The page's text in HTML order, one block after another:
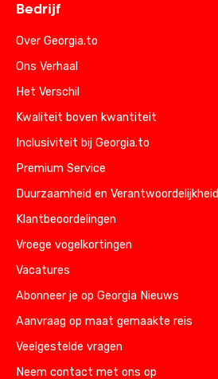
Bedrijf
Over Georgia.to
Ons Verhaal
Het Verschil
Kwaliteit boven kwantiteit
Inclusiviteit bij Georgia.to
Premium Service
Duurzaamheid en Verantwoordelijkheid
Klantbeoordelingen
Vroege vogelkortingen
Vacatures
Abonneer je op Georgia Nieuws
Aanvraag op maat gemaakte reis
Veelgestelde vragen
Neem contact met ons op